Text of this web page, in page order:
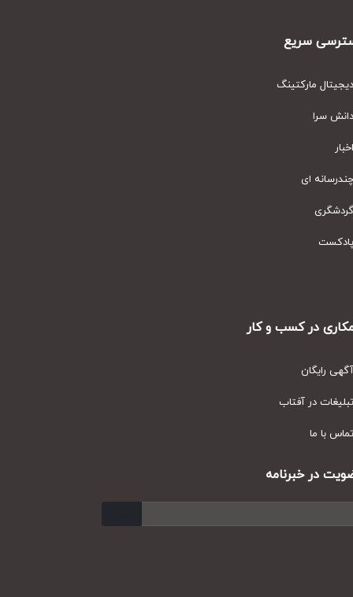
سریع
مارکتینگ
سرا
ای
در کسب و کار
رایگان
در آفتاب
با ما
در خبرنامه